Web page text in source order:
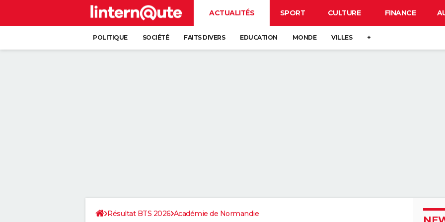
ACTUALITÉS SPORT CULTURE FINANCE
POLITIQUE SOCIÉTÉ FAITS DIVERS EDUCATION MONDE VILLES +
Résultat BTS 2026 Académie de Normandie